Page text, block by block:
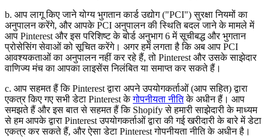
b. आप लागू किए जाने योग्य भुगतान कार्ड उद्योग ("PCI") सुरक्षा नियमों का
अनुपालन करेंगे, और आपके PCI अनुपालन की स्थिति बदल जाने के मामले में
आप Pinterest और इस परिशिष्ट के बोर्ड अनुभाग 6 में सूचीबद्ध और भुगतान
प्रोसेसिंग सेवाओं को सूचित करेंगे। अगर हमें लगता है कि अब आप PCI
आवश्यकताओं का अनुपालन नहीं कर रहे हैं, तो Pinterest और उसके साझेदार
वाणिज्य मंच का आपका लाइसेंस निलंबित या समाप्त कर सकते हैं।
c. आप सहमत हैं कि Pinterest द्वारा अपने उपयोगकर्ताओं (आप सहित) द्वारा
एकत्र किए गए सभी डेटा Pinterest केगोपनीयता नीतिके अधीन हैं। आप
समझते हैं और इस बात से सहमत हैं कि Shopify से हमारी साझेदारी के माध्यम
से हम आपके द्वारा Pinterest उपयोगकर्ताओं द्वारा की गई खरीदारी के बारे में डेटा
एकत्र कर सकते हैं, और ऐसा डेटा Pinterest गोपनीयता नीति के अधीन है।